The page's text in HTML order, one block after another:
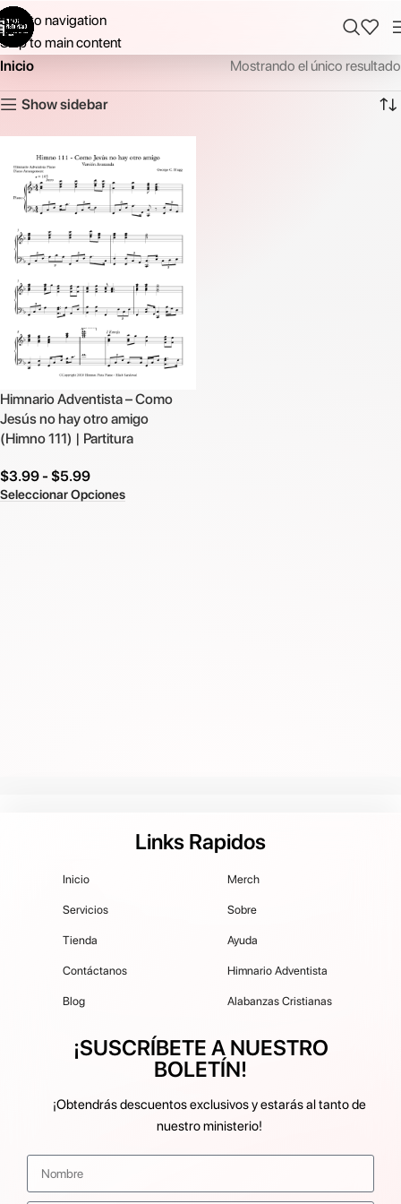
Skip to navigation
Skip to main content
Inicio
Mostrando el único resultado
Show sidebar
Himnario Adventista – Como
Jesús no hay otro amigo
(Himno 111) | Partitura
$3.99 - $5.99
Seleccionar Opciones
Links Rapidos
Inicio
Servicios
Tienda
Contáctanos
Blog
Merch
Sobre
Ayuda
Himnario Adventista
Alabanzas Cristianas
¡SUSCRÍBETE A NUESTRO
BOLETÍN!
¡Obtendrás descuentos exclusivos y estarás al tanto de
nuestro ministerio!